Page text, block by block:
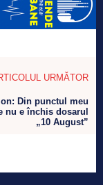
URMĂTOR
Din punctul meu
nu e închis dosarul
„10 August”